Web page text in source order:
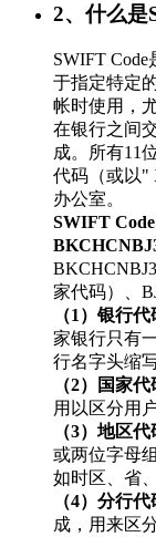
2、什么是
SWIFT
于指定特定
帐时使用，
在银行之间
成。所有11
代码（或以"
办公室。
SWIFT
家代码）、
（1）银行
家银行只有
行名字头缩
（2）国家
用以区分用
（3）地区
或两位字母
如时区、省
（4）分行
成，用来区